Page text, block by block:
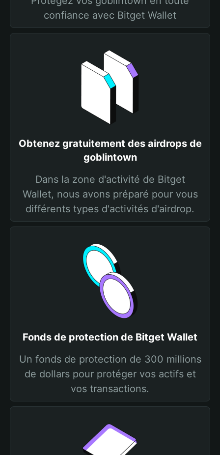
confiance avec Bitget Wallet
Obtenez gratuitement des airdrops de
goblintown
Dans la zone d'activité de Bitget
Wallet, nous avons préparé pour vous
différents types d'activités d'airdrop.
Fonds de protection de Bitget Wallet
Un fonds de protection de 300 millions
de dollars pour protéger vos actifs et
vos transactions.